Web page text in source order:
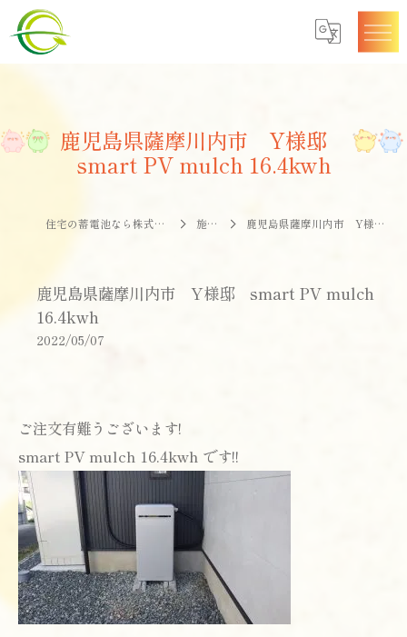
鹿児島県薩摩川内市 Y様邸
smart PV mulch 16.4kwh
住宅の蓄電池なら株式会社エナジークオリティー 施工事例 鹿児島県薩摩川内市 Y様邸 smart PV mulch 16.4kwh
鹿児島県薩摩川内市 Y様邸 smart PV mulch
16.4kwh
2022/05/07
ご注文有難うございます!
smart PV mulch 16.4kwh です!!